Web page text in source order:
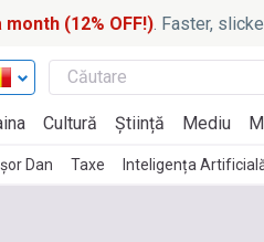
month (12% OFF!). Faster,
Cultură Știință Mediu
Dan Taxe Inteligența